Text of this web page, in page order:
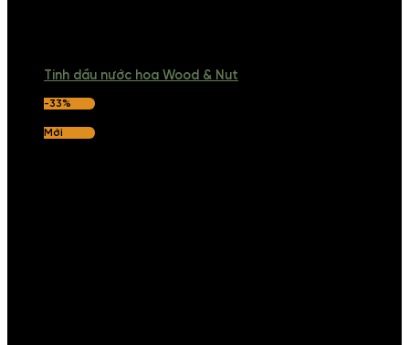
Tinh dầu nước hoa Wood & Nut
-33%
Mới